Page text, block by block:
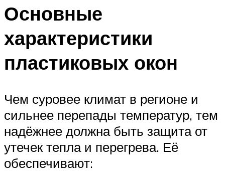
Основные
характеристики
пластиковых окон
Чем суровее климат в регионе и
сильнее перепады температур, тем
надёжнее должна быть защита от
утечек тепла и перегрева. Её
обеспечивают: